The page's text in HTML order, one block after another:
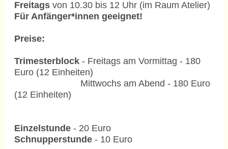
Freitags von 10.30 bis 12 Uhr (im Raum Atelier)
Für Anfänger*innen geeignet!
Preise:
Trimesterblock - Freitags am Vormittag - 180
Euro (12 Einheiten)
Mittwochs am Abend - 180 Euro
(12 Einheiten)
Einzelstunde - 20 Euro
Schnupperstunde - 10 Euro